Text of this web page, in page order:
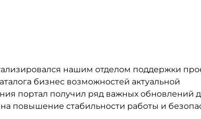
нашим отделом поддержки
бизнес возможностей актуальной
портал получил ряд важных обновлений
повышение стабильности работы и